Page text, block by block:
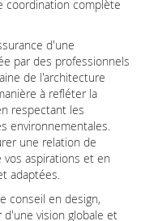
coordination complète
d'une
par des professionnels
de l'architecture
à refléter la
respectant les
environnementales.
une relation de
aspirations et en
adaptées.
conseil en design,
vision globale et